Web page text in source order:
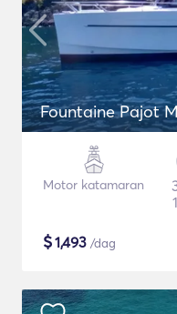
Fountaine Pajot
Motor katamaran
$1,493 /dag